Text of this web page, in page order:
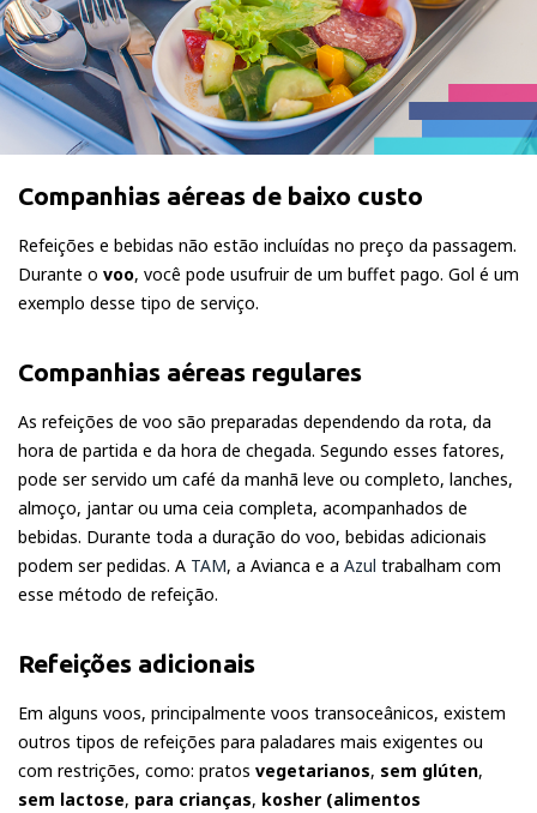
Companhias aéreas de baixo custo
Refeições e bebidas não estão incluídas no preço da passagem.
Durante o voo, você pode usufruir de um buffet pago. Gol é um
exemplo desse tipo de serviço.
Companhias aéreas regulares
As refeições de voo são preparadas dependendo da rota, da
hora de partida e da hora de chegada. Segundo esses fatores,
pode ser servido um café da manhã leve ou completo, lanches,
almoço, jantar ou uma ceia completa, acompanhados de
bebidas. Durante toda a duração do voo, bebidas adicionais
podem ser pedidas. A TAM, a Avianca e a Azul trabalham com
esse método de refeição.
Refeições adicionais
Em alguns voos, principalmente voos transoceânicos, existem
outros tipos de refeições para paladares mais exigentes ou
com restrições, como: pratos vegetarianos, sem glúten,
sem lactose, para crianças, kosher (alimentos